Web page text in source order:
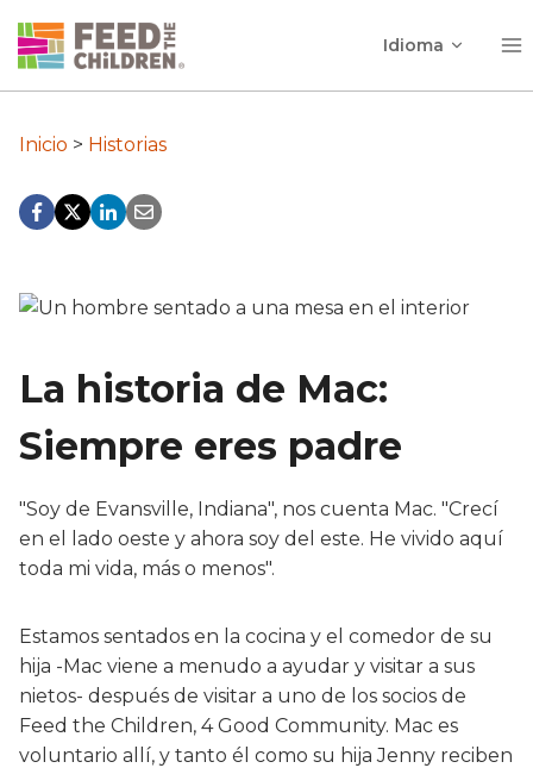
contenido
Idioma
Alternar
menú
Inicio > Historias
La historia de Mac:
Siempre eres padre
"Soy de Evansville, Indiana", nos cuenta Mac. "Crecí
en el lado oeste y ahora soy del este. He vivido aquí
toda mi vida, más o menos".
Estamos sentados en la cocina y el comedor de su
hija -Mac viene a menudo a ayudar y visitar a sus
nietos- después de visitar a uno de los socios de
Feed the Children, 4 Good Community. Mac es
voluntario allí, y tanto él como su hija Jenny reciben